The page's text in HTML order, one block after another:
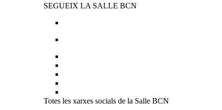
SEGUEIX LA SALLE BCN
Totes les xarxes socials de la Salle BCN